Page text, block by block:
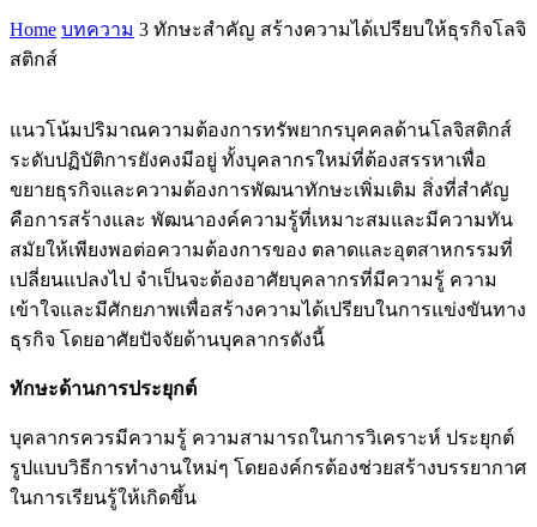
Home บทความ 3 ทักษะสำคัญ สร้างความได้เปรียบให้ธุรกิจโลจิ
สติกส์
แนวโน้มปริมาณความต้องการทรัพยากรบุคคลด้านโลจิสติกส์
ระดับปฏิบัติการยังคงมีอยู่ ทั้งบุคลากรใหม่ที่ต้องสรรหาเพื่อ
ขยายธุรกิจและความต้องการพัฒนาทักษะเพิ่มเติม สิ่งที่สําคัญ
คือการสร้างและ พัฒนาองค์ความรู้ที่เหมาะสมและมีความทัน
สมัยให้เพียงพอต่อความต้องการของ ตลาดและอุตสาหกรรมที่
เปลี่ยนแปลงไป จําเป็นจะต้องอาศัยบุคลากรที่มีความรู้ ความ
เข้าใจและมีศักยภาพเพื่อสร้างความได้เปรียบในการแข่งขันทาง
ธุรกิจ โดยอาศัยปัจจัยด้านบุคลากรดังนี้
ทักษะด้านการประยุกต์
บุคลากรควรมีความรู้ ความสามารถในการวิเคราะห์ ประยุกต์
รูปแบบวิธีการทำงานใหม่ๆ โดยองค์กรต้องช่วยสร้างบรรยากาศ
ในการเรียนรู้ให้เกิดขึ้น